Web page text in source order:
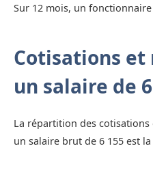
Sur 12 mois, un
Cotisations et
un salaire de
La répartition des
un salaire brut de 6 155 est